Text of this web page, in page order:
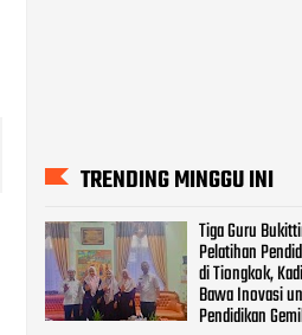
TRENDING MINGGU INI
Tiga Guru
Pelatihan
di Tiongkok,
Bawa Inovasi
Pendidikan